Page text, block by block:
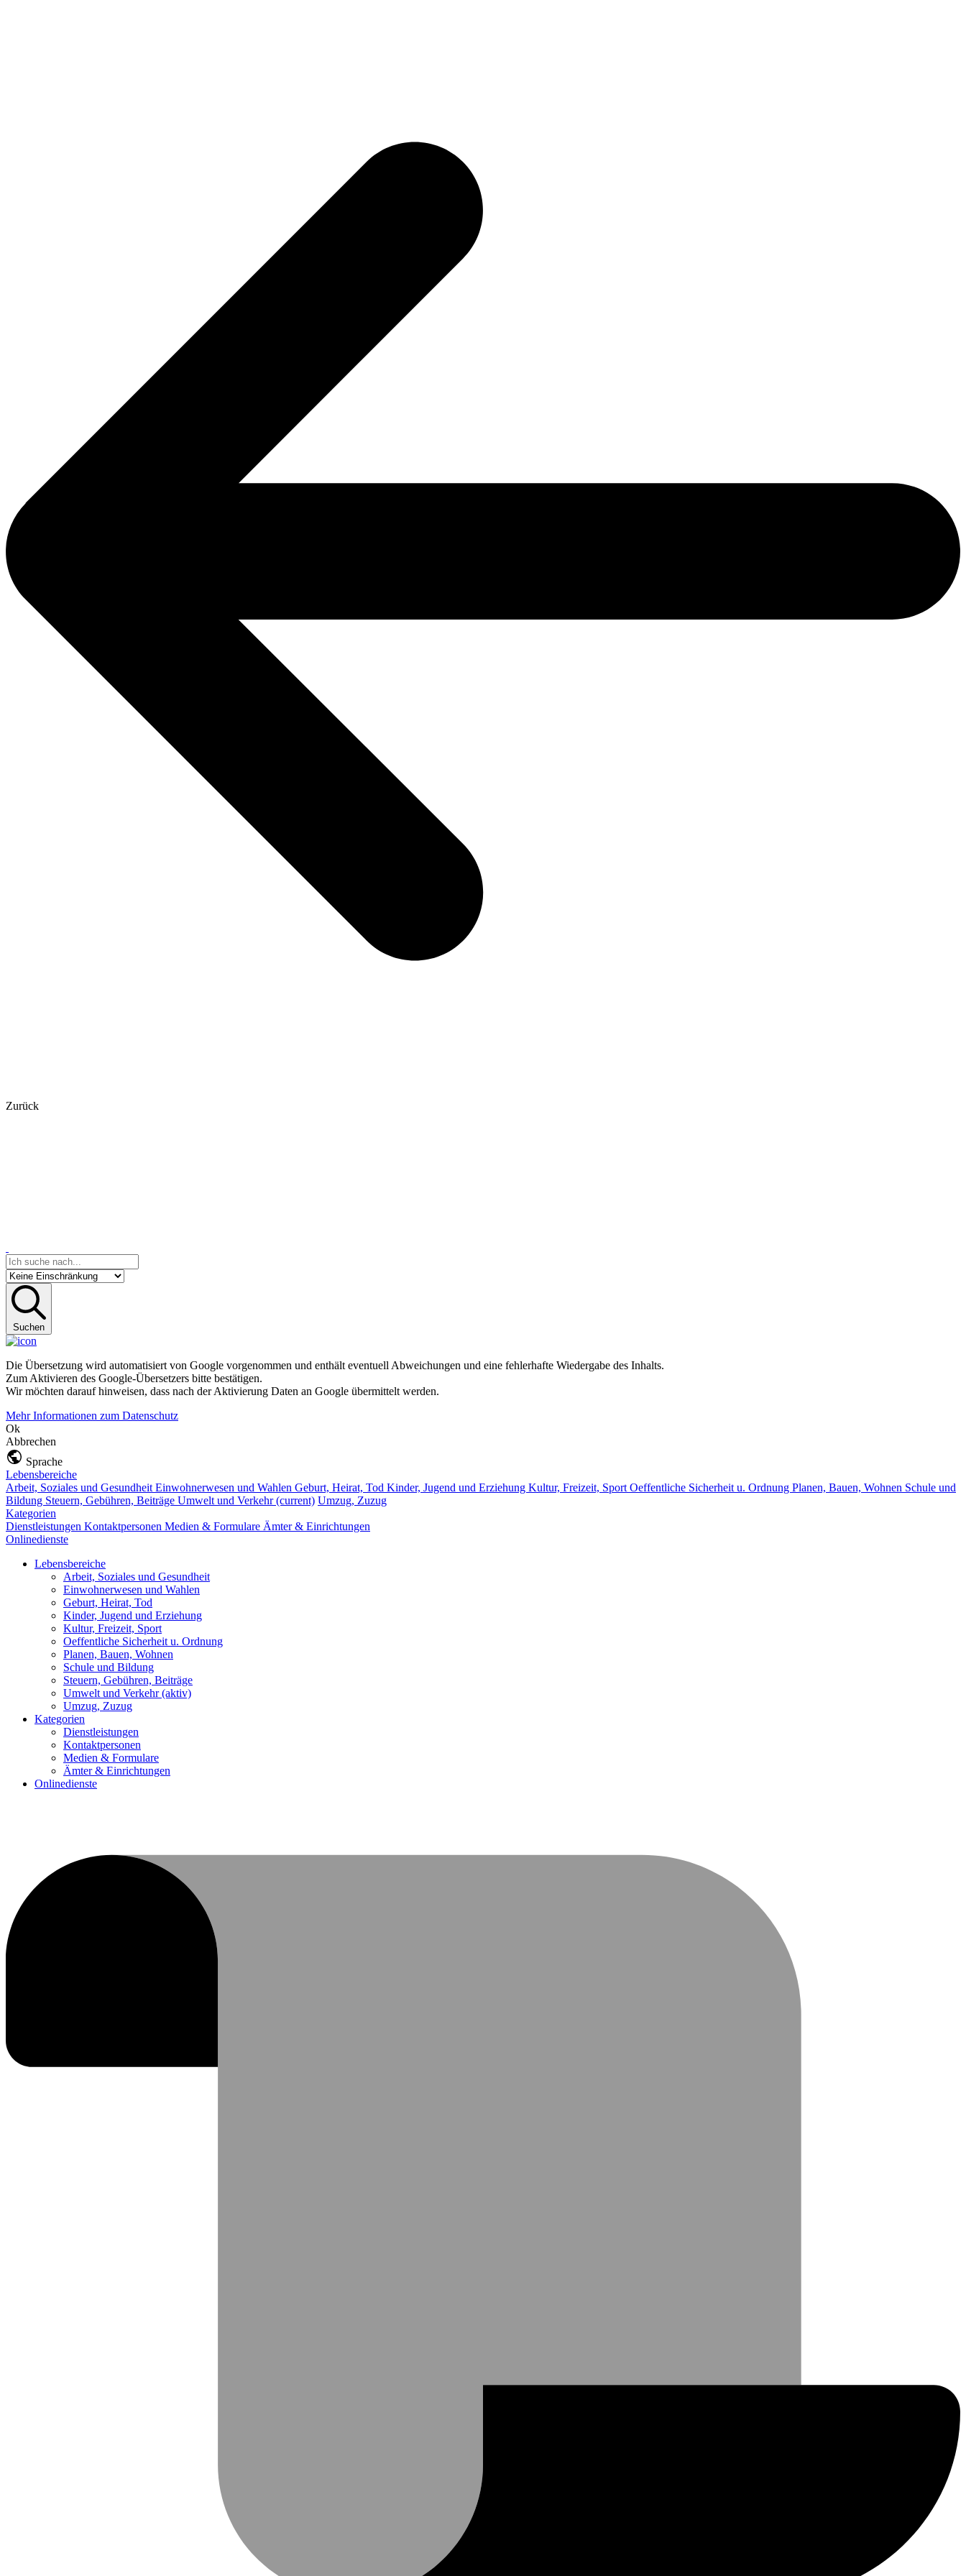
Zurück
Suchen
Die Übersetzung wird automatisiert von Google vorgenommen und enthält eventuell Abweichungen und eine fehlerhafte Wiedergabe des Inhalts.
Zum Aktivieren des Google-Übersetzers bitte bestätigen.
Wir möchten darauf hinweisen, dass nach der Aktivierung Daten an Google übermittelt werden.
Mehr Informationen zum Datenschutz
Ok
Abbrechen
Sprache
Lebensbereiche
Arbeit, Soziales und Gesundheit Einwohnerwesen und Wahlen Geburt, Heirat, Tod Kinder, Jugend und Erziehung Kultur, Freizeit, Sport Oeffentliche Sicherheit u. Ordnung Planen, Bauen, Wohnen Schule und
Bildung Steuern, Gebühren, Beiträge Umwelt und Verkehr(current) Umzug, Zuzug
Kategorien
Dienstleistungen Kontaktpersonen Medien & Formulare Ämter & Einrichtungen
Onlinedienste
Lebensbereiche
Arbeit, Soziales und Gesundheit
Einwohnerwesen und Wahlen
Geburt, Heirat, Tod
Kinder, Jugend und Erziehung
Kultur, Freizeit, Sport
Oeffentliche Sicherheit u. Ordnung
Planen, Bauen, Wohnen
Schule und Bildung
Steuern, Gebühren, Beiträge
Umwelt und Verkehr(aktiv)
Umzug, Zuzug
Kategorien
Dienstleistungen
Kontaktpersonen
Medien & Formulare
Ämter & Einrichtungen
Onlinedienste